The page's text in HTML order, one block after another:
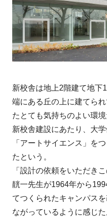
新校舎は地上2階建て地下
端にある丘の上に建てら
たとても気持ちのよい環境
新校舎建設にあたり、大
「アートサイエンス」を
たという。
「設計の依頼をいただき
靗一先生が1964年から
てつくられたキャンパス
ながっているように感じ